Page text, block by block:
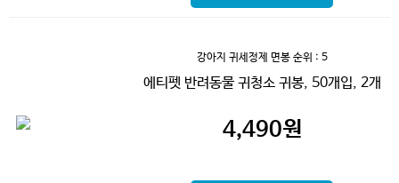
강아지 귀세정제 면봉순위 : 5
에티펫 반려동물 귀청소 귀봉, 50개입, 2개
4,490원